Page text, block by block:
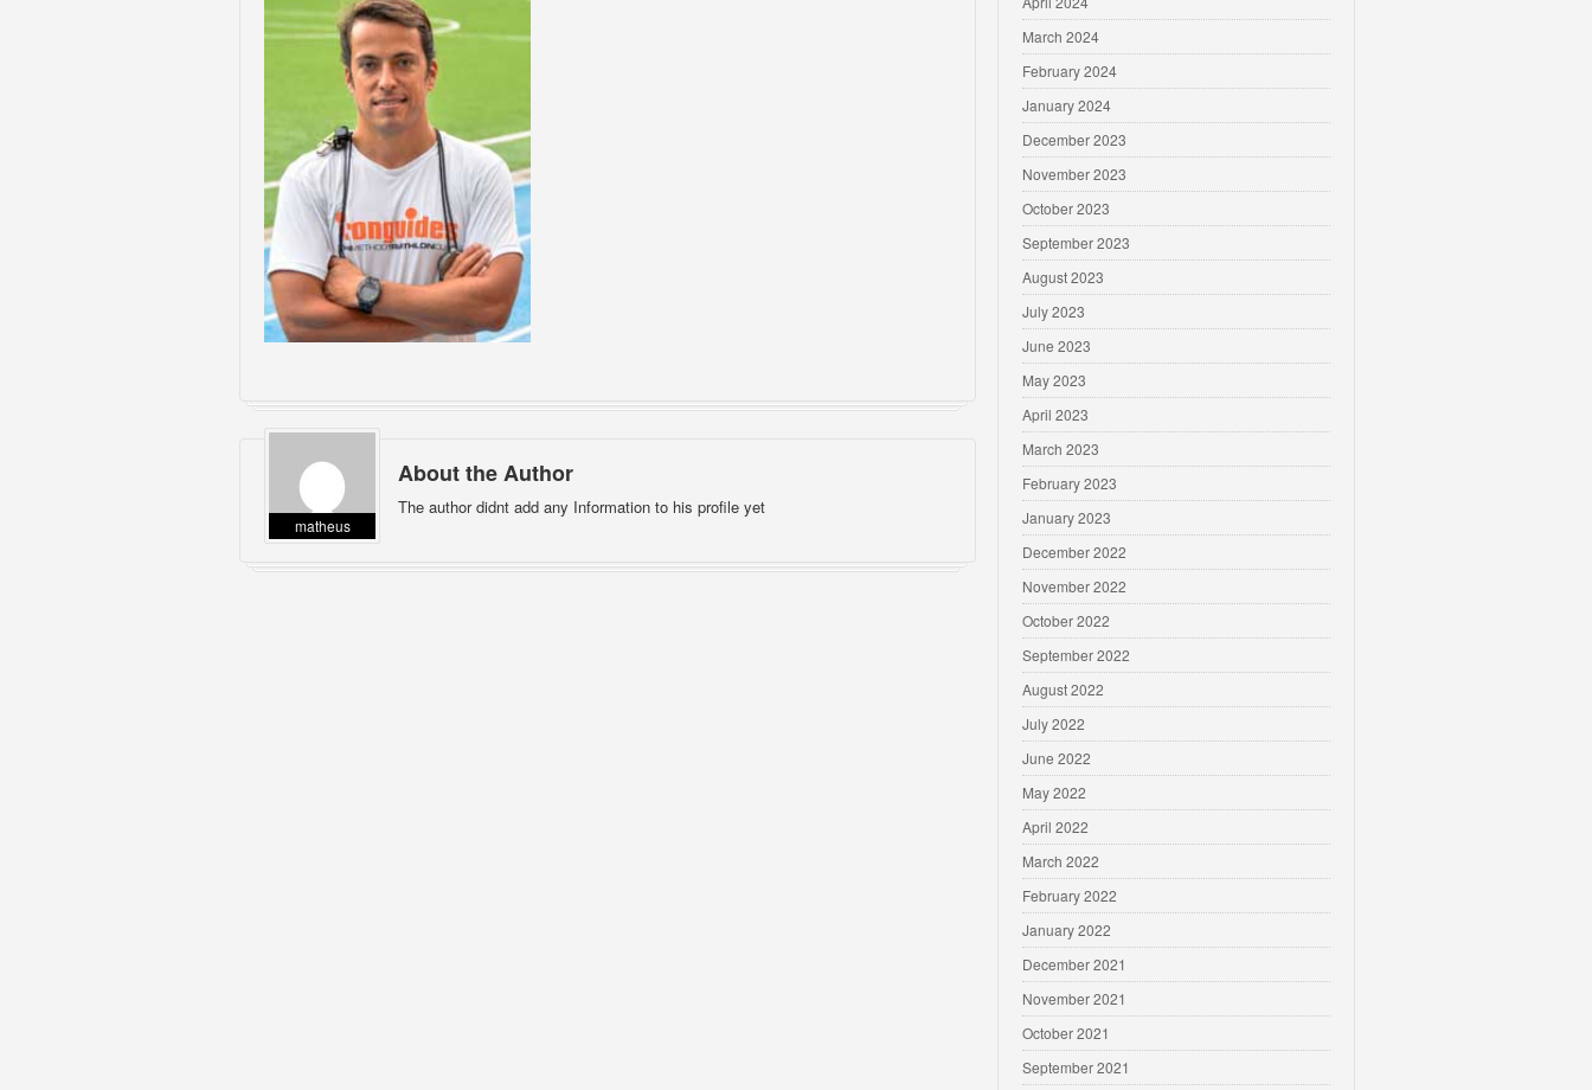
matheus
About the Author
The author didnt add any Information to his profile yet
March 2024
February 2024
January 2024
December 2023
November 2023
October 2023
September 2023
August 2023
July 2023
June 2023
May 2023
April 2023
March 2023
February 2023
January 2023
December 2022
November 2022
October 2022
September 2022
August 2022
July 2022
June 2022
May 2022
April 2022
March 2022
February 2022
January 2022
December 2021
November 2021
October 2021
September 2021